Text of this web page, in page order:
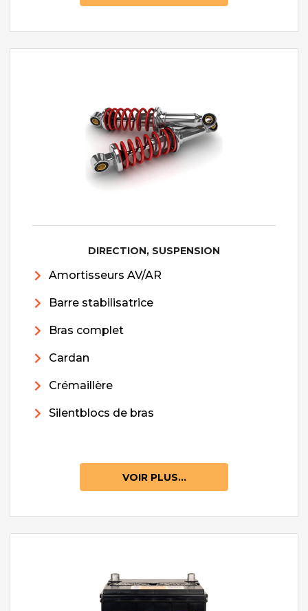
DIRECTION, SUSPENSION
Amortisseurs AV/AR
Barre stabilisatrice
Bras complet
Cardan
Crémaillère
Silentblocs de bras
VOIR PLUS...